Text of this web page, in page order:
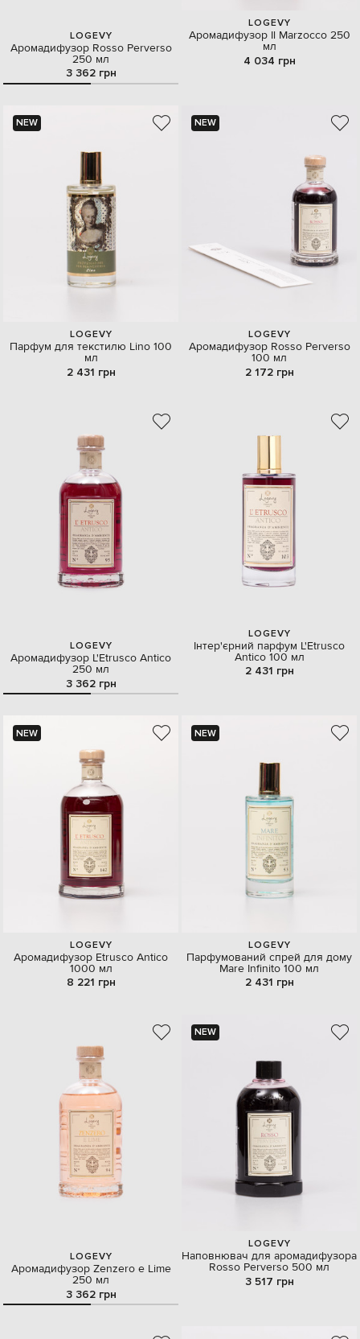
LOGEVY
Аромадифузор Rosso Perverso
250 мл
3 362 грн
LOGEVY
Аромадифузор Il Marzocco 250
мл
4 034 грн
NEW
LOGEVY
Парфум для текстилю Lino 100
мл
2 431 грн
NEW
LOGEVY
Аромадифузор Rosso Perverso
100 мл
2 172 грн
LOGEVY
Аромадифузор L'Etrusco Antico
250 мл
3 362 грн
LOGEVY
Інтер'єрний парфум L'Etrusco
Antico 100 мл
2 431 грн
NEW
LOGEVY
Аромадифузор Etrusco Antico
1000 мл
8 221 грн
NEW
LOGEVY
Парфумований спрей для дому
Mare Infinito 100 мл
2 431 грн
LOGEVY
Аромадифузор Zenzero e Lime
250 мл
3 362 грн
NEW
LOGEVY
Наповнювач для аромадифузора
Rosso Perverso 500 мл
3 517 грн